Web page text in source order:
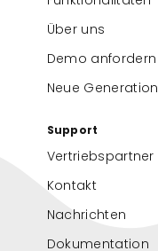
Über uns
Demo anfordern
Neue Generation
Support
Vertriebspartner
Kontakt
Nachrichten
Dokumentation